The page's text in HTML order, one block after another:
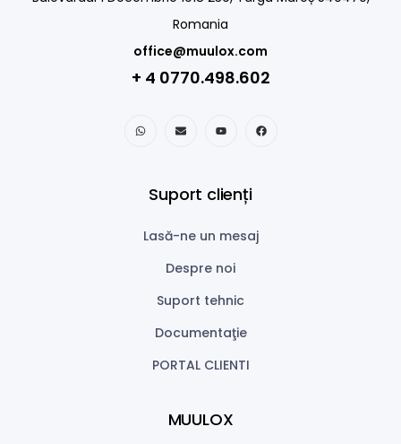
Romania
office@muulox.com
+ 4 0770.498.602
Suport clienți
Lasă-ne un mesaj
Despre noi
Suport tehnic
Documentaţie
PORTAL CLIENTI
MUULOX